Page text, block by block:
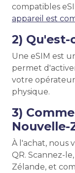
compatibles
appareil est
2) Qu'est-
Une eSIM est
permet
votre opérateur
physique.
3)
Nouvelle-
À l'achat, nous
QR. Scannez-
Zélande, et